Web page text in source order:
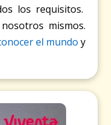
los requisitos.
mismos.
el mundo y